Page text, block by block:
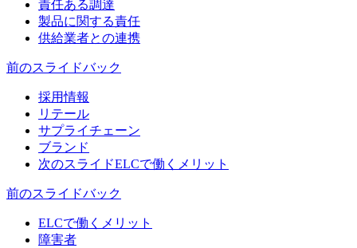
責任ある調達
製品に関する責任
供給業者との連携
前のスライドバック
採用情報
リテール
サプライチェーン
ブランド
次のスライドELCで働くメリット
前のスライドバック
ELCで働くメリット
障害者